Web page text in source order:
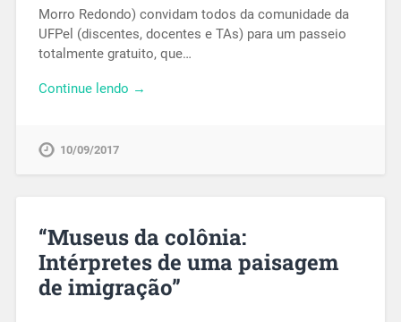
Morro Redondo) convidam todos da comunidade da
UFPel (discentes, docentes e TAs) para um passeio
totalmente gratuito, que…
Continue lendo →
10/09/2017
“Museus da colônia:
Intérpretes de uma paisagem
de imigração”